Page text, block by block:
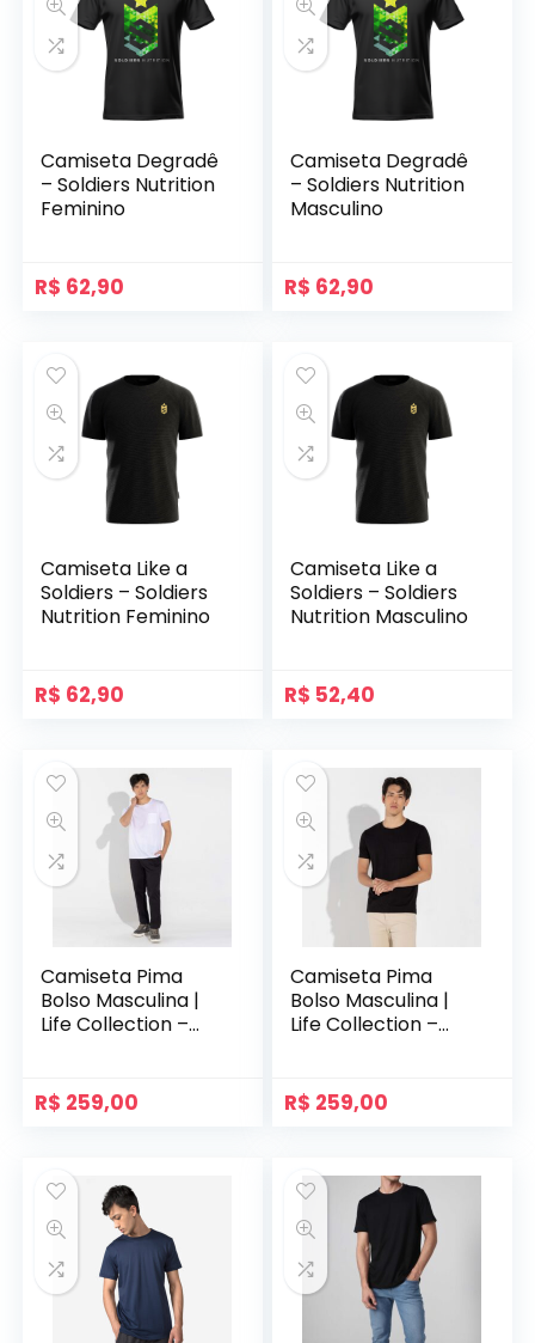
Camiseta Degradê
– Soldiers Nutrition
Feminino
R$ 62,90
Camiseta Degradê
– Soldiers Nutrition
Masculino
R$ 62,90
Camiseta Like a
Soldiers – Soldiers
Nutrition Feminino
R$ 62,90
Camiseta Like a
Soldiers – Soldiers
Nutrition Masculino
R$ 52,40
Camiseta Pima
Bolso Masculina |
Life Collection –
R$ 259,00
Camiseta Pima
Bolso Masculina |
Life Collection –
R$ 259,00